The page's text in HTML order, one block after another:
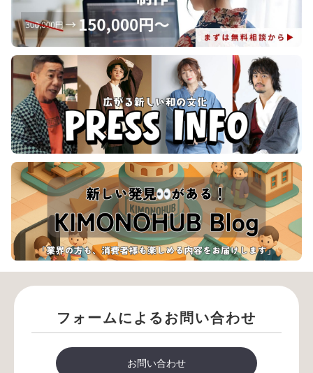
02 審査完了のご案内
弊社にて審査後、ご登録メールアドレス宛に審査完了のご連絡をお
送りします。
ご登録のメールアドレスとパスワードでログインいただくことでご
購入手続きが可能となります。
商品ページで購入 オーダーシートで購入
クイックオーダーで購入
【CSV一括注文】
クイックオーダーで購入
商品ページで購入する場合
01
ご登録のメールアドレスとパスワードでログインしてくだ
さい。
フォームによるお問い合わせ
お問い合わせ